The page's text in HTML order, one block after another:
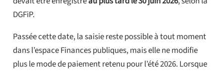
DGFiP.
Passée cette date, la saisie reste possible à tout moment
dans l’espace Finances publiques, mais elle ne modifie
plus le mode de paiement retenu pour l’été 2026. Lorsque